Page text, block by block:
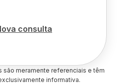
consulta
são meramente referenciais e têm
informativa.